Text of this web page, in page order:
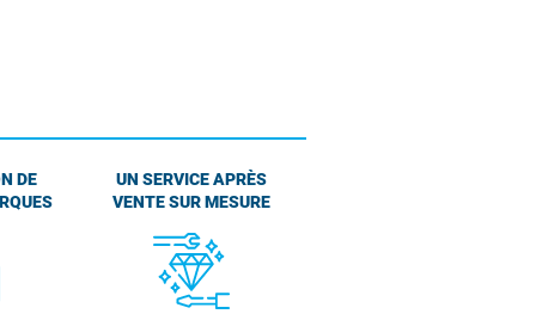
DE
UN SERVICE APRÈS
VENTE SUR MESURE